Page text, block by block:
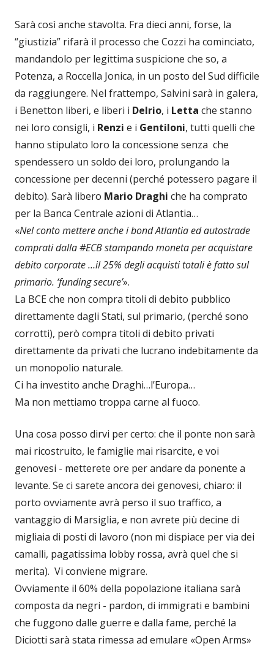
Sarà così anche stavolta. Fra dieci anni, forse, la
“giustizia” rifarà il processo che Cozzi ha cominciato,
mandandolo per legittima suspicione che so, a
Potenza, a Roccella Jonica, in un posto del Sud difficile
da raggiungere. Nel frattempo, Salvini sarà in galera,
i Benetton liberi, e liberi i Delrio, i Letta che stanno
nei loro consigli, i Renzi e i Gentiloni, tutti quelli che
hanno stipulato loro la concessione senza che
spendessero un soldo dei loro, prolungando la
concessione per decenni (perché potessero pagare il
debito). Sarà libero Mario Draghi che ha comprato
per la Banca Centrale azioni di Atlantia…
«Nel conto mettere anche i bond Atlantia ed autostrade
comprati dalla #ECB stampando moneta per acquistare
debito corporate …il 25% degli acquisti totali è fatto sul
primario. ‘funding secure’».
La BCE che non compra titoli di debito pubblico
direttamente dagli Stati, sul primario, (perché sono
corrotti), però compra titoli di debito privati
direttamente da privati che lucrano indebitamente da
un monopolio naturale.
Ci ha investito anche Draghi…l’Europa…
Ma non mettiamo troppa carne al fuoco.
Una cosa posso dirvi per certo: che il ponte non sarà
mai ricostruito, le famiglie mai risarcite, e voi
genovesi - metterete ore per andare da ponente a
levante. Se ci sarete ancora dei genovesi, chiaro: il
porto ovviamente avrà perso il suo traffico, a
vantaggio di Marsiglia, e non avrete più decine di
migliaia di posti di lavoro (non mi dispiace per via dei
camalli, pagatissima lobby rossa, avrà quel che si
merita). Vi conviene migrare.
Ovviamente il 60% della popolazione italiana sarà
composta da negri - pardon, di immigrati e bambini
che fuggono dalle guerre e dalla fame, perché la
Diciotti sarà stata rimessa ad emulare «Open Arms»